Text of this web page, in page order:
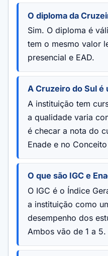
O diploma da
Sim. O diploma é
tem o mesmo valor
presencial e EAD.
A Cruzeiro do Sul é
A instituição tem
a qualidade varia
é checar a nota do
Enade e no
O que são IGC e
O IGC é o Índice
a instituição como
desempenho dos
Ambos vão de 1 a 5.